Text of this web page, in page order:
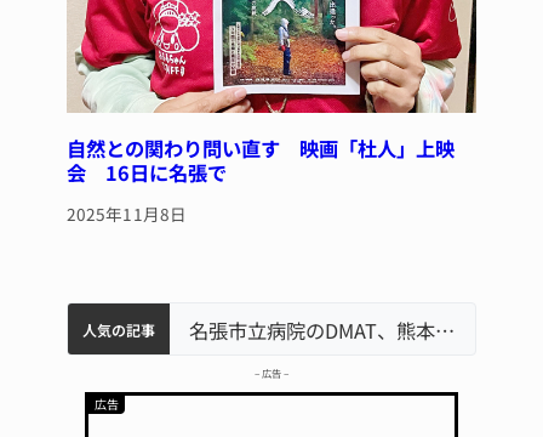
自然との関わり問い直す 映画「杜人」上映
会 16日に名張で
2025年11月8日
人気の記事
名張市水道料金47％値上げへ 答申案、審議会で大筋まとまる
器物損壊容疑で83歳女逮捕 伊賀署
中学校の陶壁モニュメント 地元建設会社がボランティアで清掃 伊賀 名張市立病院のDMAT、熊本地震の被災地へ 能登以来3回目の派遣
– 広告 –